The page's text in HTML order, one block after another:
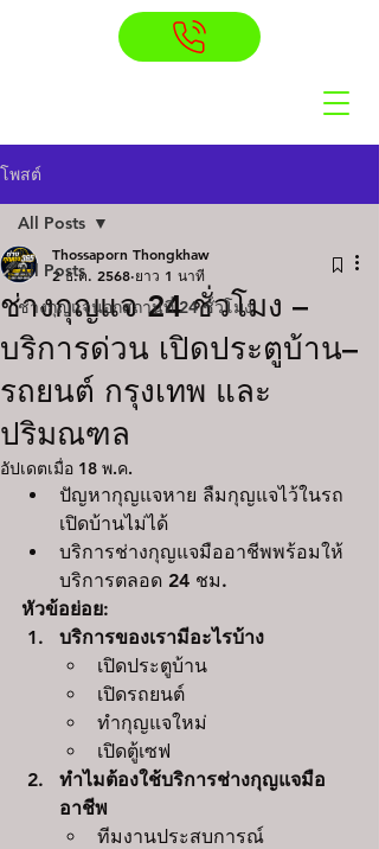
โพสต์
All Posts
ช่างกุญแจนอกสถานที่ 24 ชั่วโมง
All Posts
ช่างกุญแจ 24 ชั่วโมง –
บริการด่วน เปิดประตูบ้าน–
รถยนต์ กรุงเทพ และ
ปริมณฑล
Thossaporn Thongkhaw
2 ธ.ค. 2568 ยาว 1 นาที
อัปเดตเมื่อ 18 พ.ค.
ปัญหากุญแจหาย ลืมกุญแจไว้ในรถ
เปิดบ้านไม่ได้
บริการช่างกุญแจมืออาชีพพร้อมให้
บริการตลอด 24 ชม.
หัวข้อย่อย:
บริการของเรามีอะไรบ้าง
เปิดประตูบ้าน
เปิดรถยนต์
ทำกุญแจใหม่
เปิดตู้เซฟ
ทำไมต้องใช้บริการช่างกุญแจมือ
อาชีพ
ทีมงานประสบการณ์